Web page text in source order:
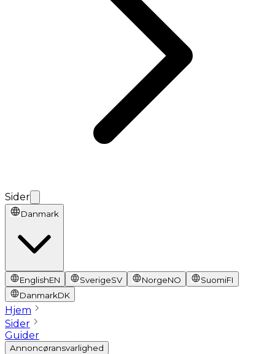
Sider
Danmark
EnglishEN SverigeSV NorgeNO SuomiFI
DanmarkDK
Hjem
Sider
Guider
Annoncøransvarlighed